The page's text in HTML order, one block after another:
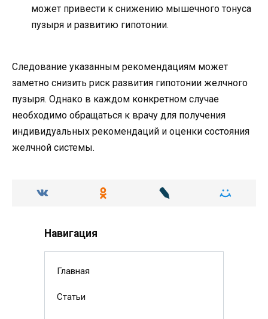
может привести к снижению мышечного тонуса
пузыря и развитию гипотонии.
Следование указанным рекомендациям может
заметно снизить риск развития гипотонии желчного
пузыря. Однако в каждом конкретном случае
необходимо обращаться к врачу для получения
индивидуальных рекомендаций и оценки состояния
желчной системы.
Навигация
Главная
Статьи